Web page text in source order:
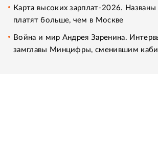
Карта высоких зарплат-2026. Названы
платят больше, чем в Москве
Война и мир Андрея Заренина.
замглавы Минцифры, сменившим